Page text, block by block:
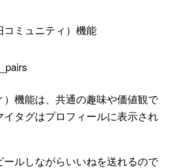
ミュニティ）機能
機能は、共通の趣味や価値観で
タグはプロフィールに表示され
ールしながらいいねを送れるので